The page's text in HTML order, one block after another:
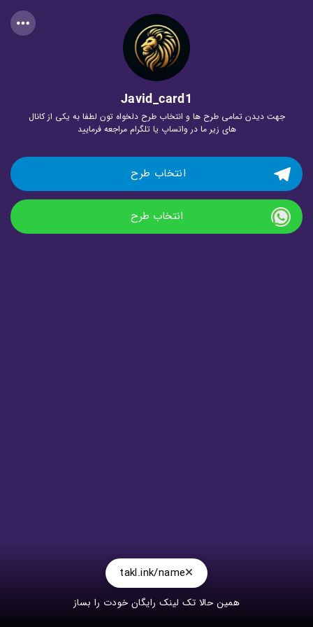
Javid_card1
جهت دیدن تمامی طرح ها و انتخاب طرح دلخواه تون لطفا به یکی از کانال
های زیر ما در واتساپ یا تلگرام مراجعه فرمایید
انتخاب طرح
انتخاب طرح
takl.ink/name
همین حالا تک لینک رایگان خودت را بساز